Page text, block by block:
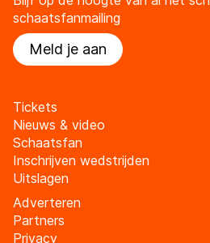
schaatsfanmailing
Meld je aan
Tickets
Nieuws & video
Schaatsfan
Inschrijven wedstrijden
Uitslagen
Adverteren
Partners
Privacy